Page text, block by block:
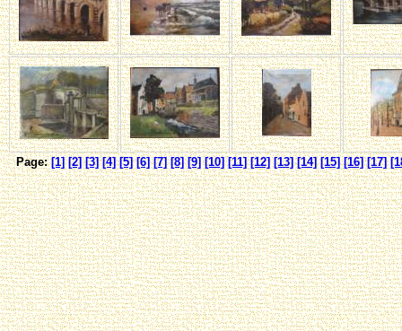
Page:[1] [2] [3] [4] [5] [6] [7] [8] [9] [10] [11] [12] [13] [14] [15] [16] [17]